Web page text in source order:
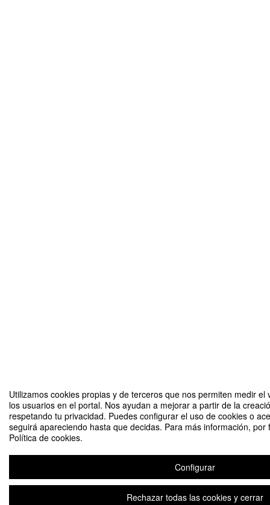
Utilizamos cookies propias y de terceros que nos permiten medir el
los usuarios en el portal. Nos ayudan a mejorar a partir de la
respetando tu privacidad. Puedes configurar el uso de cookies o
seguirá apareciendo hasta que decidas. Para más información, por
Política de cookies.
Configurar
Rechazar todas las cookies y cerrar